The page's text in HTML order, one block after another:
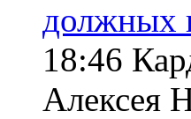
должных
18:46
Алексея